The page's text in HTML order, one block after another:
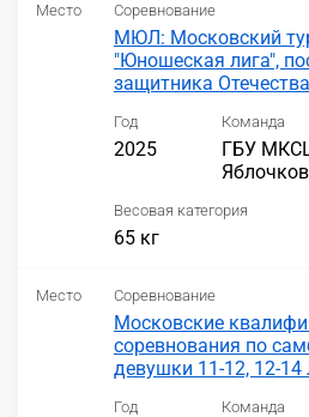
Место Соревнование
МЮЛ: Московский
"Юношеская лига",
защитника Отечества
Год
2025
Команда
ГБУ
Весовая категория
65 кг
Место Соревнование
Московские
соревнования по
девушки 11-12, 12-14
Год Команда